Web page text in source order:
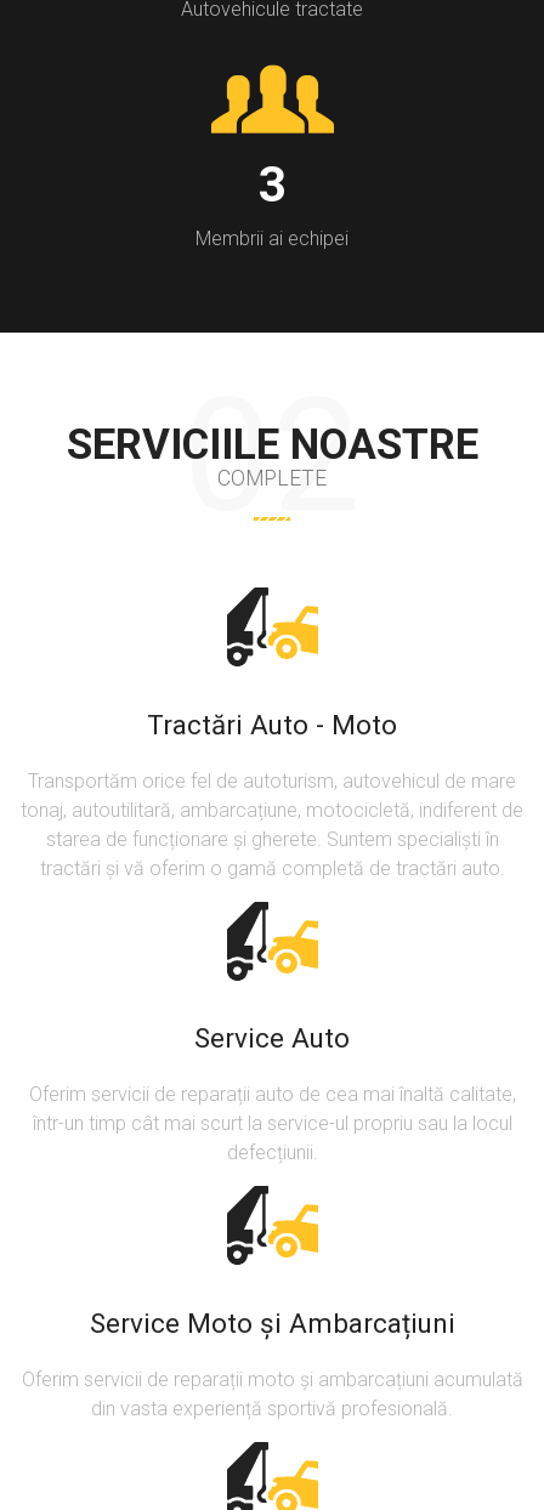
Autovehicule tractate
3
Membrii ai echipei
SERVICIILE NOASTRE
COMPLETE
Tractări Auto - Moto
Transportăm orice fel de autoturism, autovehicul de mare
tonaj, autoutilitară, ambarcațiune, motocicletă, indiferent de
starea de funcționare și gherete. Suntem specialiști în
tractări și vă oferim o gamă completă de tractări auto.
Service Auto
Oferim servicii de reparații auto de cea mai înaltă calitate,
într-un timp cât mai scurt la service-ul propriu sau la locul
defecțiunii.
Service Moto și Ambarcațiuni
Oferim servicii de reparații moto și ambarcațiuni acumulată
din vasta experiență sportivă profesională.